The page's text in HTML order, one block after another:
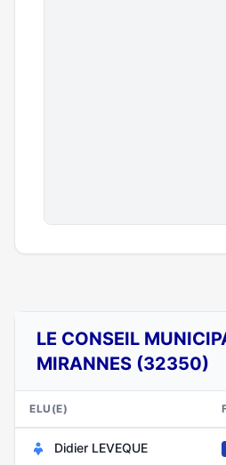
LE CONSEIL
MIRANNES (32350)
ELU(E)
Didier LEVEQUE